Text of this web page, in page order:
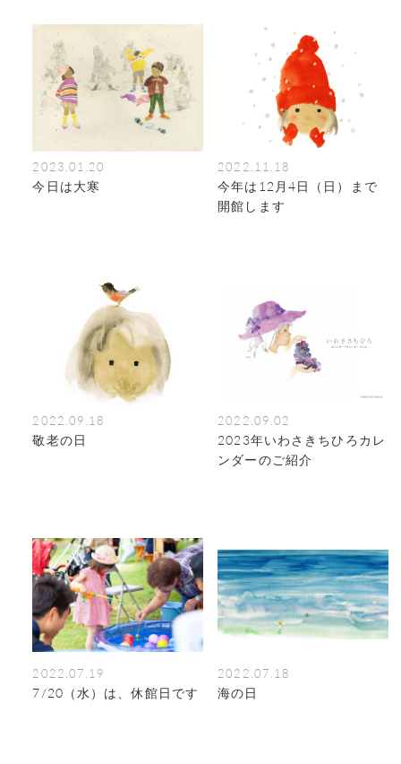
2023.01.20
今日は大寒
2022.11.18
今年は12月4日（日）まで
開館します
2022.09.18
敬老の日
2022.09.02
2023年いわさきちひろカレ
ンダーのご紹介
2022.07.19
7/20（水）は、休館日です
2022.07.18
海の日